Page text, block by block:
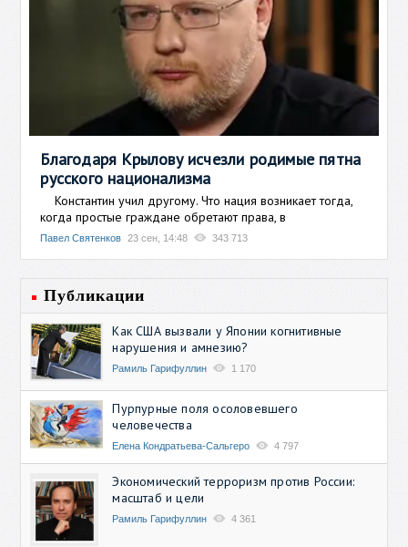
Благодаря Крылову исчезли родимые пятна
русского национализма
Константин учил другому. Что нация возникает тогда,
когда простые граждане обретают права, в
Павел Святенков 23 сен, 14:48 343 713
Публикации
Как США вызвали у Японии когнитивные
нарушения и амнезию?
Рамиль Гарифуллин 1 170
Пурпурные поля осоловевшего
человечества
Елена Кондратьева-Сальгеро 4 797
Экономический терроризм против России:
масштаб и цели
Рамиль Гарифуллин 4 361